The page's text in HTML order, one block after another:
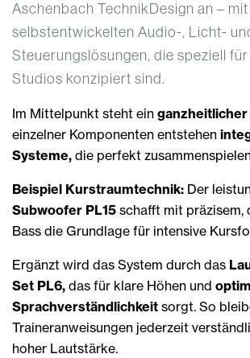
Aschenbach TechnikDesign an – mit
selbstentwickelten Audio-, Licht-
Steuerungslösungen, die speziell
Studios konzipiert sind.
Im Mittelpunkt steht ein ganzheitlicher
einzelner Komponenten entstehen
Systeme, die perfekt
Beispiel Kurstraumtechnik: Der
Subwoofer PL15 schafft mit präzisem,
Bass die Grundlage für intensive
Ergänzt wird das System durch das
Set PL6, das für klare Höhen und
Sprachverständlichkeit sorgt. So
Traineranweisungen jederzeit
hoher Lautstärke.